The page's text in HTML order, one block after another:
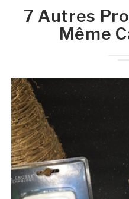
7 Autres
Même